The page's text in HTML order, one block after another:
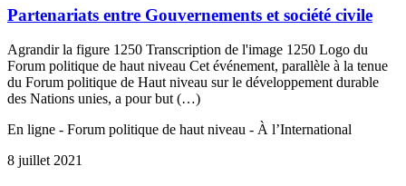
Partenariats entre Gouvernements et société civile
Agrandir la figure 1250 Transcription de l'image 1250 Logo du
Forum politique de haut niveau Cet événement, parallèle à la tenue
du Forum politique de Haut niveau sur le développement durable
des Nations unies, a pour but (…)
En ligne - Forum politique de haut niveau - À l’International
8 juillet 2021